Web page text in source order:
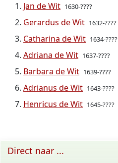
Jan de Wit 1630-????
Gerardus de Wit 1632-????
Catharina de Wit 1634-????
Adriana de Wit 1637-????
Barbara de Wit 1639-????
Adrianus de Wit 1643-????
Henricus de Wit 1645-????
Direct naar ...